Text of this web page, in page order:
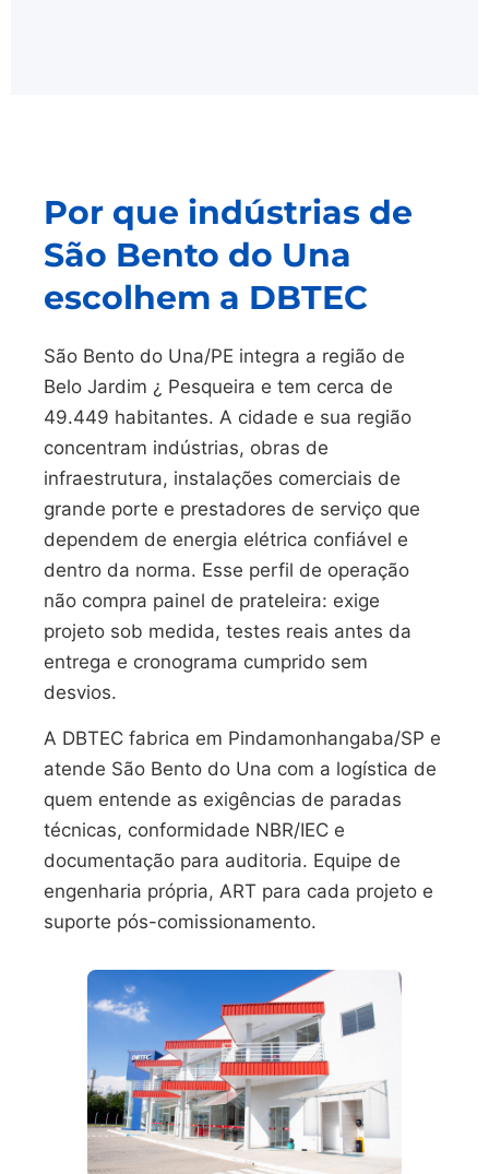
Por que indústrias de
São Bento do Una
escolhem a DBTEC
São Bento do Una/PE integra a região de
Belo Jardim ¿ Pesqueira e tem cerca de
49.449 habitantes. A cidade e sua região
concentram indústrias, obras de
infraestrutura, instalações comerciais de
grande porte e prestadores de serviço que
dependem de energia elétrica confiável e
dentro da norma. Esse perfil de operação
não compra painel de prateleira: exige
projeto sob medida, testes reais antes da
entrega e cronograma cumprido sem
desvios.
A DBTEC fabrica em Pindamonhangaba/SP e
atende São Bento do Una com a logística de
quem entende as exigências de paradas
técnicas, conformidade NBR/IEC e
documentação para auditoria. Equipe de
engenharia própria, ART para cada projeto e
suporte pós-comissionamento.